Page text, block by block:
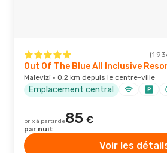
(1
Out Of The Blue All Inclusive
Malevizi · 0,2 km depuis le centre-ville
Emplacement central
prix à partir de85 €
par nuit
Voir les